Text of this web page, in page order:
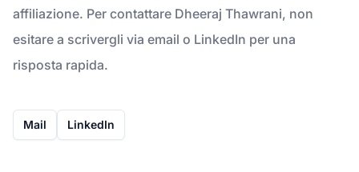
affiliazione. Per contattare Dheeraj Thawrani, non
esitare a scrivergli via email o LinkedIn per una
risposta rapida.
Mail LinkedIn